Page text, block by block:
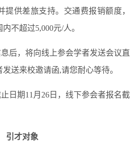
提供差旅支持。交通费报销额度，
不超过5,000元/人。
后，将向线上参会学者发送会议直
送来校邀请函,请您耐心等待。
日期11月26日，线下参会者报名截
引才对象